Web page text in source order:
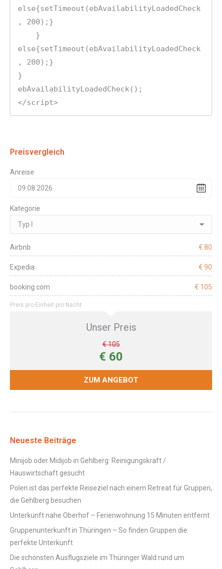
else{setTimeout(ebAvailabilityLoadedCheck
, 200);}
else{setTimeout(ebAvailabilityLoadedCheck
, 200);}
}
ebAvailabilityLoadedCheck();
</script>
Preisvergleich
Anreise
Kategorie
Airbnb € 80
Expedia € 90
booking.com € 105
Preis pro Einheit pro Nacht
Unser Preis
€ 105
€ 60
ZUM ANGEBOT
Neueste Beiträge
Minijob oder Midijob in Gehlberg: Reinigungskraft /
Hauswirtschaft gesucht
Polen ist das perfekte Reiseziel nach einem Retreat für Gruppen,
die Gehlberg besuchen
Unterkunft nahe Oberhof – Ferienwohnung 15 Minuten entfernt
Gruppenunterkunft in Thüringen – So finden Gruppen die
perfekte Unterkunft
Die schönsten Ausflugsziele im Thüringer Wald rund um